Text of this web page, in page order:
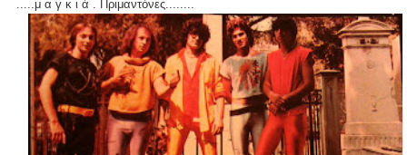
.....μ α γ κ ι ά . Πριμαντόνες........